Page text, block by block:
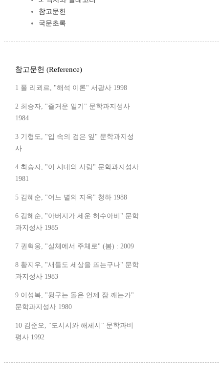
참고문헌
국문초록
참고문헌 (Reference)
1 폴 리쾨르, "해석 이론" 서광사 1998
2 최승자, "즐거운 일기" 문학과지성사
1984
3 기형도, "입 속의 검은 잎" 문학과지성
사
4 최승자, "이 시대의 사랑" 문학과지성사
1981
5 김혜순, "어느 별의 지옥" 청하 1988
6 김혜순, "아버지가 세운 허수아비" 문학
과지성사 1985
7 권혁웅, "실체에서 주체로" (봄) : 2009
8 황지우, "새들도 세상을 뜨는구나" 문학
과지성사 1983
9 이성복, "뒹구는 돌은 언제 잠 깨는가"
문학과지성사 1980
10 김준오, "도시시와 해체시" 문학과비
평사 1992